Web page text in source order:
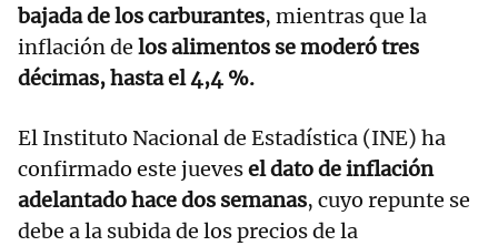
bajada de los carburantes, mientras que la
inflación de los alimentos se moderó tres
décimas, hasta el 4,4 %.
El Instituto Nacional de Estadística (INE) ha
confirmado este juevesel dato de inflación
adelantado hace dos semanas, cuyo repunte se
debe a la subida de los precios de la